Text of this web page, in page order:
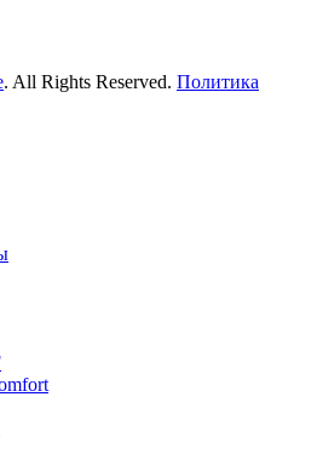
. All Rights Reserved. Политика